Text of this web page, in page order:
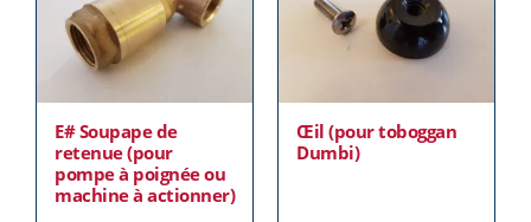
E# Soupape de
retenue (pour
pompe à poignée ou
machine à actionner)
Œil (pour toboggan
Dumbi)